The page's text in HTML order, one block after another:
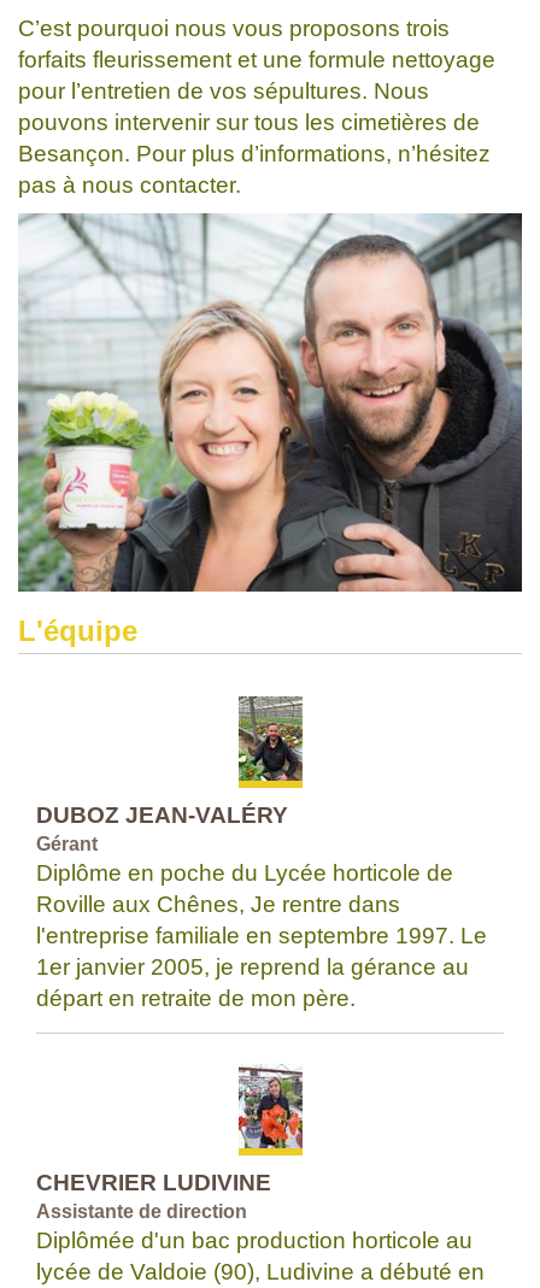
C’est pourquoi nous vous proposons trois
forfaits fleurissement et une formule nettoyage
pour l’entretien de vos sépultures. Nous
pouvons intervenir sur tous les cimetières de
Besançon. Pour plus d’informations, n’hésitez
pas à nous contacter.
L'équipe
DUBOZ JEAN-VALÉRY
Gérant
Diplôme en poche du Lycée horticole de
Roville aux Chênes, Je rentre dans
l'entreprise familiale en septembre 1997. Le
1er janvier 2005, je reprend la gérance au
départ en retraite de mon père.
CHEVRIER LUDIVINE
Assistante de direction
Diplômée d'un bac production horticole au
lycée de Valdoie (90), Ludivine a débuté en